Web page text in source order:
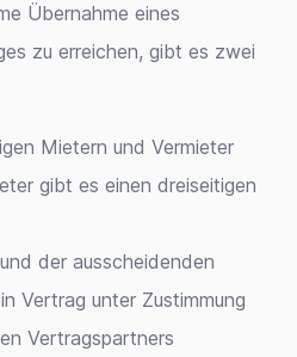
Übernahme eines
zu erreichen, gibt es zwei
Mietern und Vermieter
gibt es einen dreiseitigen
der ausscheidenden
Vertrag unter Zustimmung
Vertragspartners